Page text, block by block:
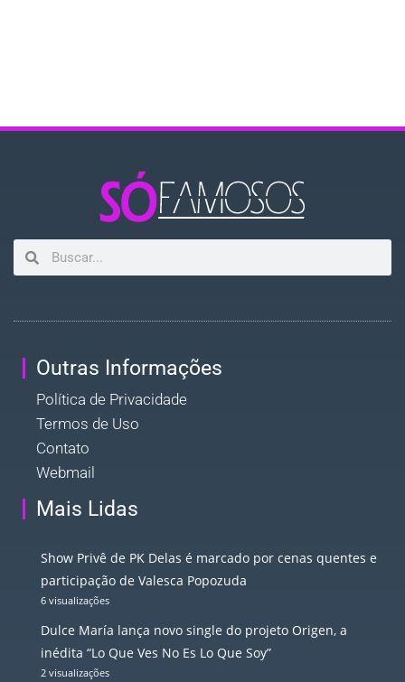
Outras Informações
Política de Privacidade
Termos de Uso
Contato
Webmail
Mais Lidas
Show Privê de PK Delas é marcado por cenas quentes e
participação de Valesca Popozuda
6 visualizações
Dulce María lança novo single do projeto Origen, a
inédita “Lo Que Ves No Es Lo Que Soy”
2 visualizações